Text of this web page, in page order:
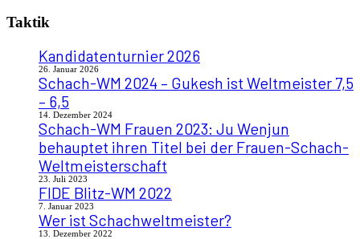
Taktik
Kandidatenturnier 2026
26. Januar 2026
Schach-WM 2024 – Gukesh ist Weltmeister 7,5
– 6,5
14. Dezember 2024
Schach-WM Frauen 2023: Ju Wenjun
behauptet ihren Titel bei der Frauen-Schach-
Weltmeisterschaft
23. Juli 2023
FIDE Blitz-WM 2022
7. Januar 2023
Wer ist Schachweltmeister?
13. Dezember 2022